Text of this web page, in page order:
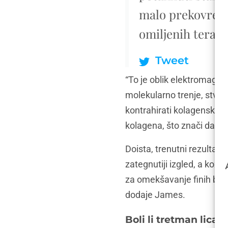
malo
omiljenih
Tweet
“To je oblik
molekularno trenje,
kontrahirati kolagenska
kolagena, što znači da
Doista, trenutni rezultati
zategnutiji izgled, a koža
za omekšavanje finih
dodaje James.
Boli li tretman lica